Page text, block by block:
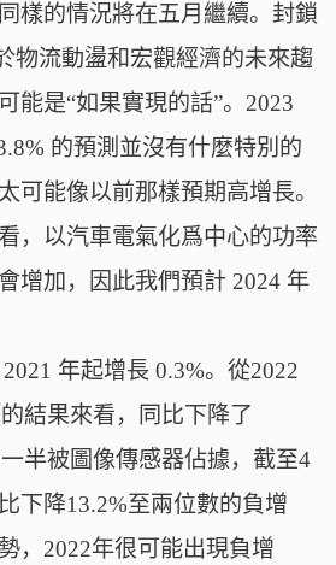
樣的情況將在五月繼續。封鎖
物流動盪和宏觀經濟的未來趨
能是“如果實現的話”。2023
的預測並沒有什麼特別的
可能像以前那樣預期高增長。
，以汽車電氣化爲中心的功率
增加，因此我們預計 2024 年
年起增長 0.3%。從2022
結果來看，同比下降了
半被圖像傳感器佔據，截至4
下降13.2%至兩位數的負增
，2022年很可能出現負增